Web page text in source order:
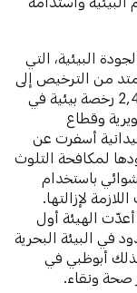
البيئية، التي
من الترخيص إلى
التفتيش والإنفاذ، إذ أصدرت الهيئة نحو 2,400 رخصة بيئية في
وقطاع
تفتيشية ميدانية أسفرت عن
وفي إطار جهودها لمكافحة التلوث
للرمي العشوائي باستخدام
لإزالتها.
أعدّت الهيئة أول
في البيئة البحرية
أبوظبي في
صحة ونقاء.